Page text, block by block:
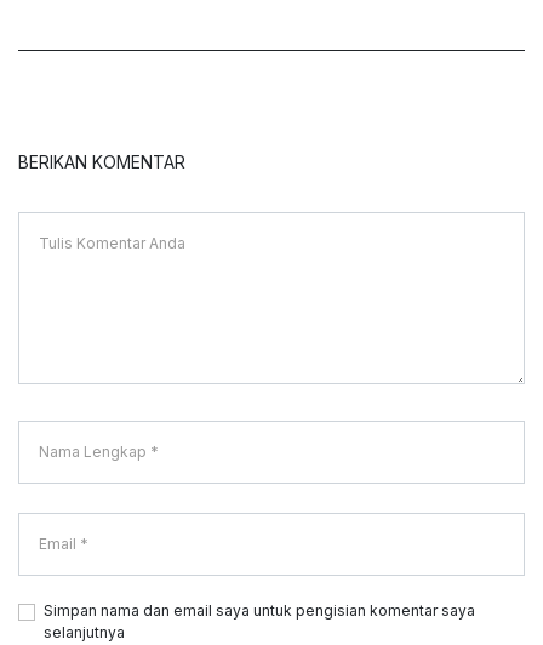
BERIKAN KOMENTAR
Simpan nama dan email saya untuk pengisian komentar saya
selanjutnya